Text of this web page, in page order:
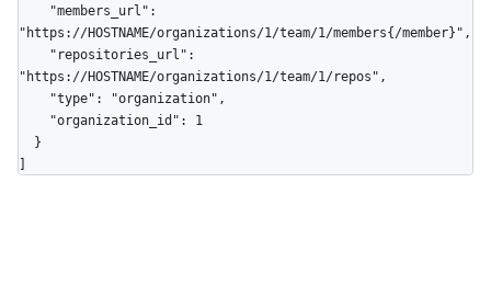
"https://HOSTNAME/organizations/1/team/1/members{/member}",
"https://HOSTNAME/organizations/1/team/1/repos",